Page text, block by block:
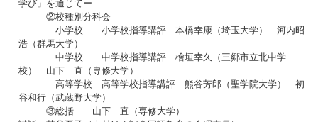
学び」を通じてー
②校種別分科会
小学校 小学校指導講評 本橋幸康（埼玉大学） 河内昭
浩（群馬大学）
中学校 中学校指導講評 檜垣幸久（三郷市立北中学
校） 山下 直（専修大学）
高等学校 高等学校指導講評 熊谷芳郎（聖学院大学） 初
谷和行（武蔵野大学）
③総括 山下 直（専修大学）